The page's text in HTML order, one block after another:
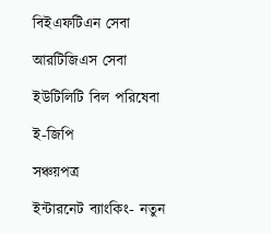
বিইএফটিএন সেবা
আরটিজিএস সেবা
ইউটিলিটি বিল পরিষেবা
ই-জিপি
সঞ্চয়পত্র
ইন্টারনেট ব্যাংকিং- নতুন